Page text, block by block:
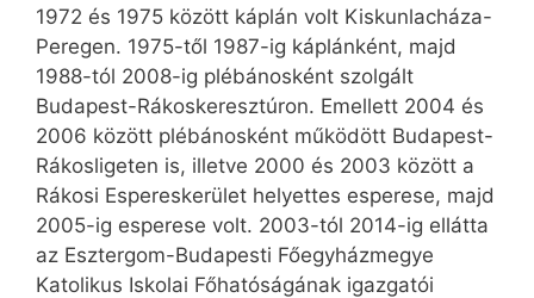
1972 és 1975 között káplán volt Kiskunlacháza-
Peregen. 1975-től 1987-ig káplánként, majd
1988-tól 2008-ig plébánosként szolgált
Budapest-Rákoskeresztúron. Emellett 2004 és
2006 között plébánosként működött Budapest-
Rákosligeten is, illetve 2000 és 2003 között a
Rákosi Espereskerület helyettes esperese, majd
2005-ig esperese volt. 2003-tól 2014-ig ellátta
az Esztergom-Budapesti Főegyházmegye
Katolikus Iskolai Főhatóságának igazgatói